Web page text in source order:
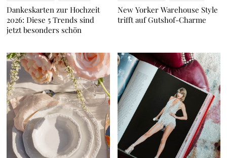
Dankeskarten zur Hochzeit
2026: Diese 5 Trends sind
jetzt besonders schön
New Yorker Warehouse Style
trifft auf Gutshof-Charme